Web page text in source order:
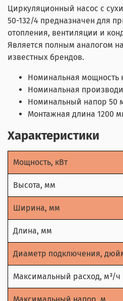
Циркуляционный насос с
50-132/4 предназначен для
отопления, вентиляции и
Является полным аналогом
известных брендов.
Номинальная мощность
Номинальная
Номинальный напор 50
Монтажная длина 1200
Характеристики
Мощность, кВт
Высота, мм
Ширина, мм
Длина, мм
Диаметр подключения,
Максимальный расход, м³/ч
Максимальный напор, м